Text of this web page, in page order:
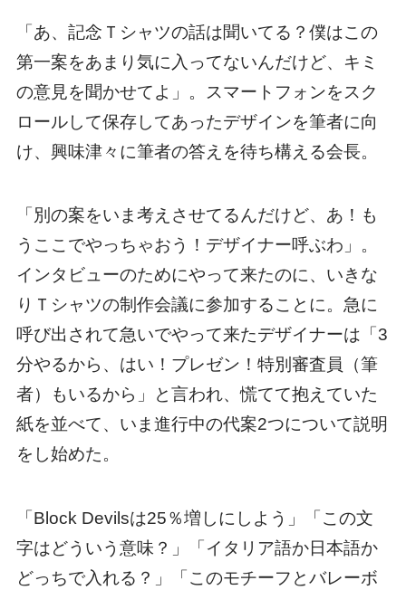
「あ、記念Ｔシャツの話は聞いてる？僕はこの
第一案をあまり気に入ってないんだけど、キミ
の意見を聞かせてよ」。スマートフォンをスク
ロールして保存してあったデザインを筆者に向
け、興味津々に筆者の答えを待ち構える会長。
「別の案をいま考えさせてるんだけど、あ！も
うここでやっちゃおう！デザイナー呼ぶわ」。
インタビューのためにやって来たのに、いきな
りＴシャツの制作会議に参加することに。急に
呼び出されて急いでやって来たデザイナーは「3
分やるから、はい！プレゼン！特別審査員（筆
者）もいるから」と言われ、慌てて抱えていた
紙を並べて、いま進行中の代案2つについて説明
をし始めた。
「Block Devilsは25％増しにしよう」「この文
字はどういう意味？」「イタリア語か日本語か
どっちで入れる？」「このモチーフとバレーボ